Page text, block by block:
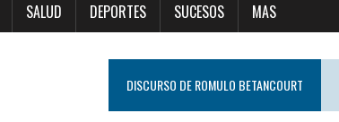
SALUD DEPORTES SUCESOS MAS
DISCURSO DE ROMULO BETANCOURT